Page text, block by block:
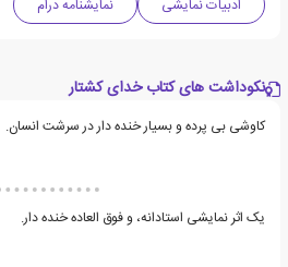
ادبیات نمایشی نمایشنامه درام
نکوداشت های کتاب خدای کشتار
کاوشی بی پرده و بسیار خنده دار در سرشت انسان.
یک اثر نمایشی استادانه، و فوق العاده خنده دار.